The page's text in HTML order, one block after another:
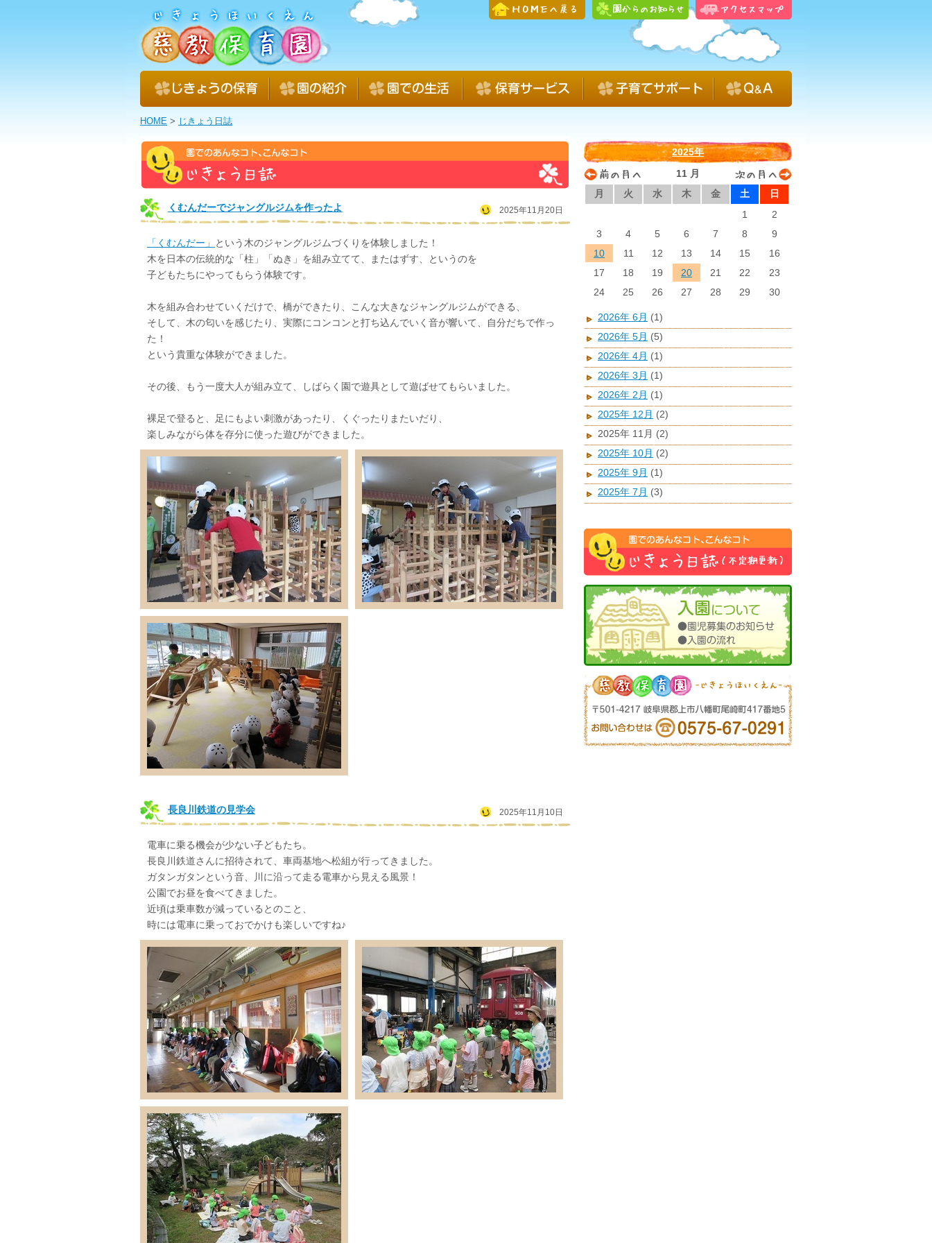
HOME > じきょう日誌
くむんだーでジャングルジムを作ったよ 2025年11月20日
「くむんだー」
という木のジャングルジムづくりを体験しました！
木を日本の伝統的な「柱」「ぬき」を組み立てて、またはずす、というのを
子どもたちにやってもらう体験です。
木を組み合わせていくだけで、橋ができたり、こんな大きなジャングルジムができる、
そして、木の匂いを感じたり、実際にコンコンと打ち込んでいく音が響いて、自分だちで作っ
た！
という貴重な体験ができました。
その後、もう一度大人が組み立て、しばらく園で遊具として遊ばせてもらいました。
裸足で登ると、足にもよい刺激があったり、くぐったりまたいだり、
楽しみながら体を存分に使った遊びができました。
長良川鉄道の見学会 2025年11月10日
電車に乗る機会が少ない子どもたち。
長良川鉄道さんに招待されて、車両基地へ松組が行ってきました。
ガタンガタンという音、川に沿って走る電車から見える風景！
公園でお昼を食べてきました。
近頃は乗車数が減っているとのこと、
時には電車に乗っておでかけも楽しいですね♪
2025年
11 月
月
火 水 木 金 土
日
1
2
3
4 5 6 7 8
9
10
11 12 13 14 15
16
17
18 19 20 21 22
23
24
25 26 27 28 29 30
2026年 6月 (1)
2026年 5月 (5)
2026年 4月 (1)
2026年 3月 (1)
2026年 2月 (1)
2025年 12月 (2)
2025年 11月 (2)
2025年 10月 (2)
2025年 9月 (1)
2025年 7月 (3)